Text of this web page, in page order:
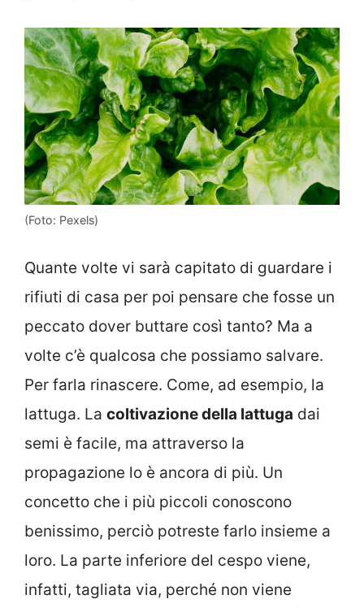
(Foto: Pexels)
Quante volte vi sarà capitato di guardare i
rifiuti di casa per poi pensare che fosse un
peccato dover buttare così tanto? Ma a
volte c’è qualcosa che possiamo salvare.
Per farla rinascere. Come, ad esempio, la
lattuga. La coltivazione della lattuga dai
semi è facile, ma attraverso la
propagazione lo è ancora di più. Un
concetto che i più piccoli conoscono
benissimo, perciò potreste farlo insieme a
loro. La parte inferiore del cespo viene,
infatti, tagliata via, perché non viene